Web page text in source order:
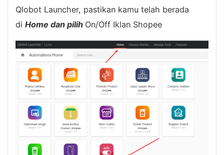
Qlobot Launcher, pastikan kamu telah berada
di Home dan pilih On/Off Iklan Shopee